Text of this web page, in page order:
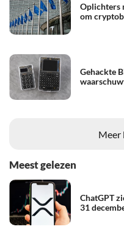
Oplichters
om
Gehackte
Meer
Meest gelezen
ChatGPT
31